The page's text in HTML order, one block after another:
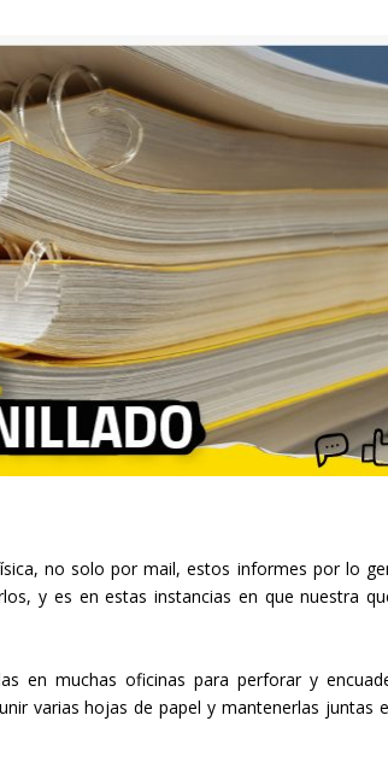
no solo por mail, estos informes por lo
y es en estas instancias en que nuestra
en muchas oficinas para perforar y
varias hojas de papel y mantenerlas juntas